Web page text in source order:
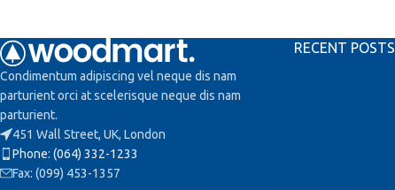
Condimentum adipiscing vel neque dis nam
parturient orci at scelerisque neque dis nam
parturient.
451 Wall Street, UK, London
Phone: (064) 332-1233
Fax: (099) 453-1357
RECENT POSTS